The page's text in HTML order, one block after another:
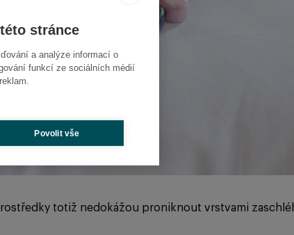
stránce
a analýze informací o
funkcí ze sociálních médií
Povolit vše
totiž nedokážou proniknout vrstvami